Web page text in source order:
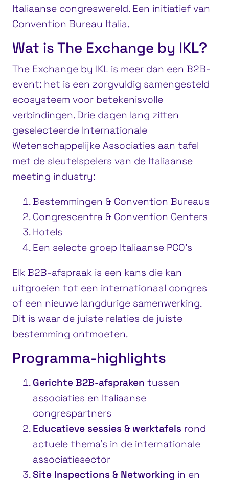
Italiaanse congreswereld. Een initiatief van
Convention Bureau Italia.
Wat is The Exchange by IKL?
The Exchange by IKL is meer dan een B2B-
event: het is een zorgvuldig samengesteld
ecosysteem voor betekenisvolle
verbindingen. Drie dagen lang zitten
geselecteerde Internationale
Wetenschappelijke Associaties aan tafel
met de sleutelspelers van de Italiaanse
meeting industry:
Bestemmingen & Convention Bureaus
Congrescentra & Convention Centers
Hotels
Een selecte groep Italiaanse PCO’s
Elk B2B-afspraak is een kans die kan
uitgroeien tot een internationaal congres
of een nieuwe langdurige samenwerking.
Dit is waar de juiste relaties de juiste
bestemming ontmoeten.
Programma-highlights
Gerichte B2B-afspraken tussen
associaties en Italiaanse
congrespartners
Educatieve sessies & werktafels rond
actuele thema’s in de internationale
associatiesector
Site Inspections & Networking in en